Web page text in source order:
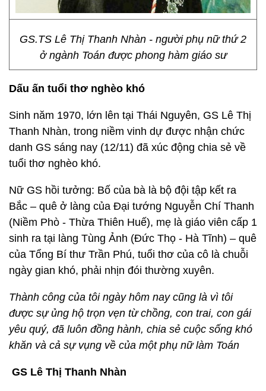
GS.TS Lê Thị Thanh Nhàn - người phụ nữ thứ 2
ở ngành Toán được phong hàm giáo sư
Dấu ấn tuổi thơ nghèo khó
Sinh năm 1970, lớn lên tại Thái Nguyên, GS Lê Thị
Thanh Nhàn, trong niềm vinh dự được nhận chức
danh GS sáng nay (12/11) đã xúc động chia sẻ về
tuổi thơ nghèo khó.
Nữ GS hồi tưởng: Bố của bà là bộ đội tập kết ra
Bắc – quê ở làng của Đại tướng Nguyễn Chí Thanh
(Niềm Phò - Thừa Thiên Huế), mẹ là giáo viên cấp 1
sinh ra tại làng Tùng Ảnh (Đức Thọ - Hà Tĩnh) – quê
của Tổng Bí thư Trần Phú, tuổi thơ của cô là chuỗi
ngày gian khó, phải nhịn đói thường xuyên.
Thành công của tôi ngày hôm nay cũng là vì tôi
được sự ủng hộ trọn vẹn từ chồng, con trai, con gái
yêu quý, đã luôn đồng hành, chia sẻ cuộc sống khó
khăn và cả sự vụng về của một phụ nữ làm Toán
GS Lê Thị Thanh Nhàn